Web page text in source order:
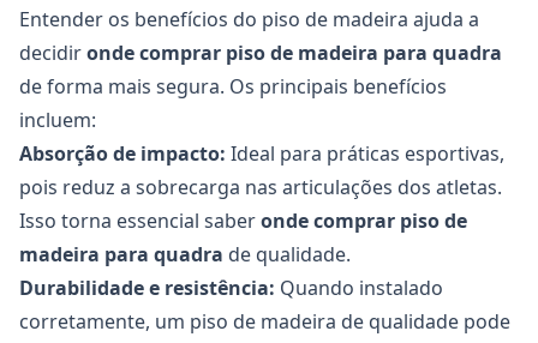
Entender os benefícios do piso de madeira ajuda a
decidironde comprar piso de madeira para quadra
de forma mais segura. Os principais benefícios
incluem:
Absorção de impacto: Ideal para práticas esportivas,
pois reduz a sobrecarga nas articulações dos atletas.
Isso torna essencial saberonde comprar piso de
madeira para quadra de qualidade.
Durabilidade e resistência: Quando instalado
corretamente, um piso de madeira de qualidade pode